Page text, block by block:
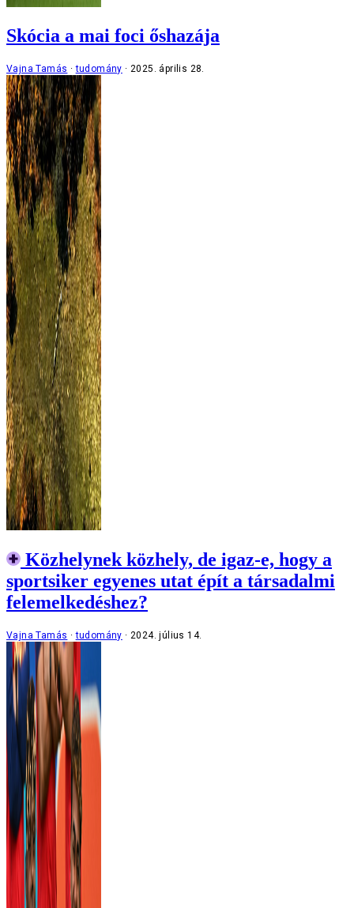
Skócia a mai foci őshazája
Vajna Tamás tudomány 2025. április 28.
Közhelynek közhely, de igaz-e, hogy a
sportsiker egyenes utat épít a társadalmi
felemelkedéshez?
Vajna Tamás tudomány 2024. július 14.